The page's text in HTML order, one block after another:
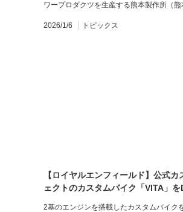
ワープロダクツを生産する熊本製作所（
2026/1/6 トピックス
【ロイヤルエンフィールド】公式カ
ェクトのカスタムバイク「VITA」
2基のエンジンを搭載したカスタムバイク